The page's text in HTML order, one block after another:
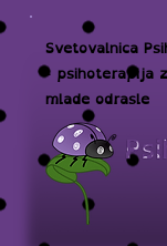
Svetovalnica
- psihoterapija
mlade odrasle